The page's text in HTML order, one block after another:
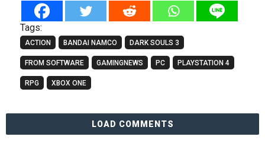
Tags:
ACTION BANDAI NAMCO DARK SOULS 3
FROM SOFTWARE GAMINGNEWS PC PLAYSTATION 4
RPG XBOX ONE
LOAD COMMENTS